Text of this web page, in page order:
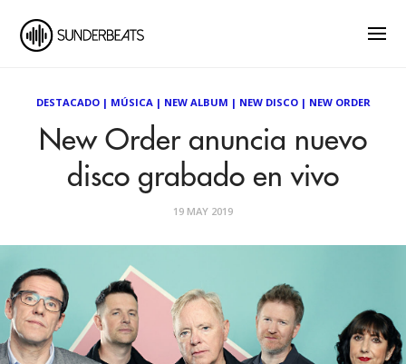
DESTACADO| MÚSICA| NEW ALBUM | NEW DISCO| NEW ORDER
New Order anuncia nuevo
disco grabado en vivo
19 MAY 2019